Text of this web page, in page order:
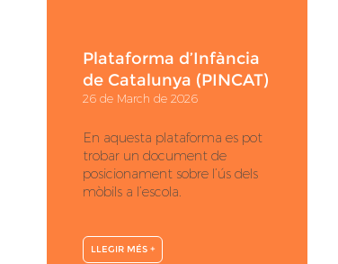
Plataforma d’Infància
de Catalunya (PINCAT)
26 de March de 2026
En aquesta plataforma es pot
trobar un document de
posicionament sobre l’ús dels
mòbils a l’escola.
LLEGIR MÉS +